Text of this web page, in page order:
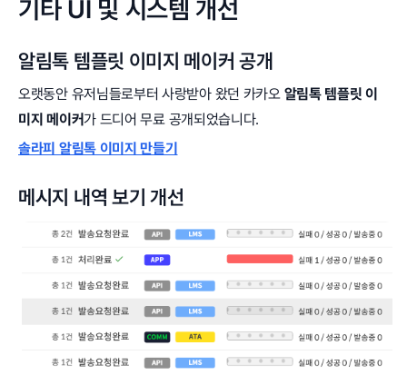
기타 UI 및 시스템 개선
알림톡 템플릿 이미지 메이커 공개
오랫동안 유저님들로부터 사랑받아 왔던 카카오 알림톡 템플릿 이
미지 메이커가 드디어 무료 공개되었습니다.
솔라피 알림톡 이미지 만들기
메시지 내역 보기 개선